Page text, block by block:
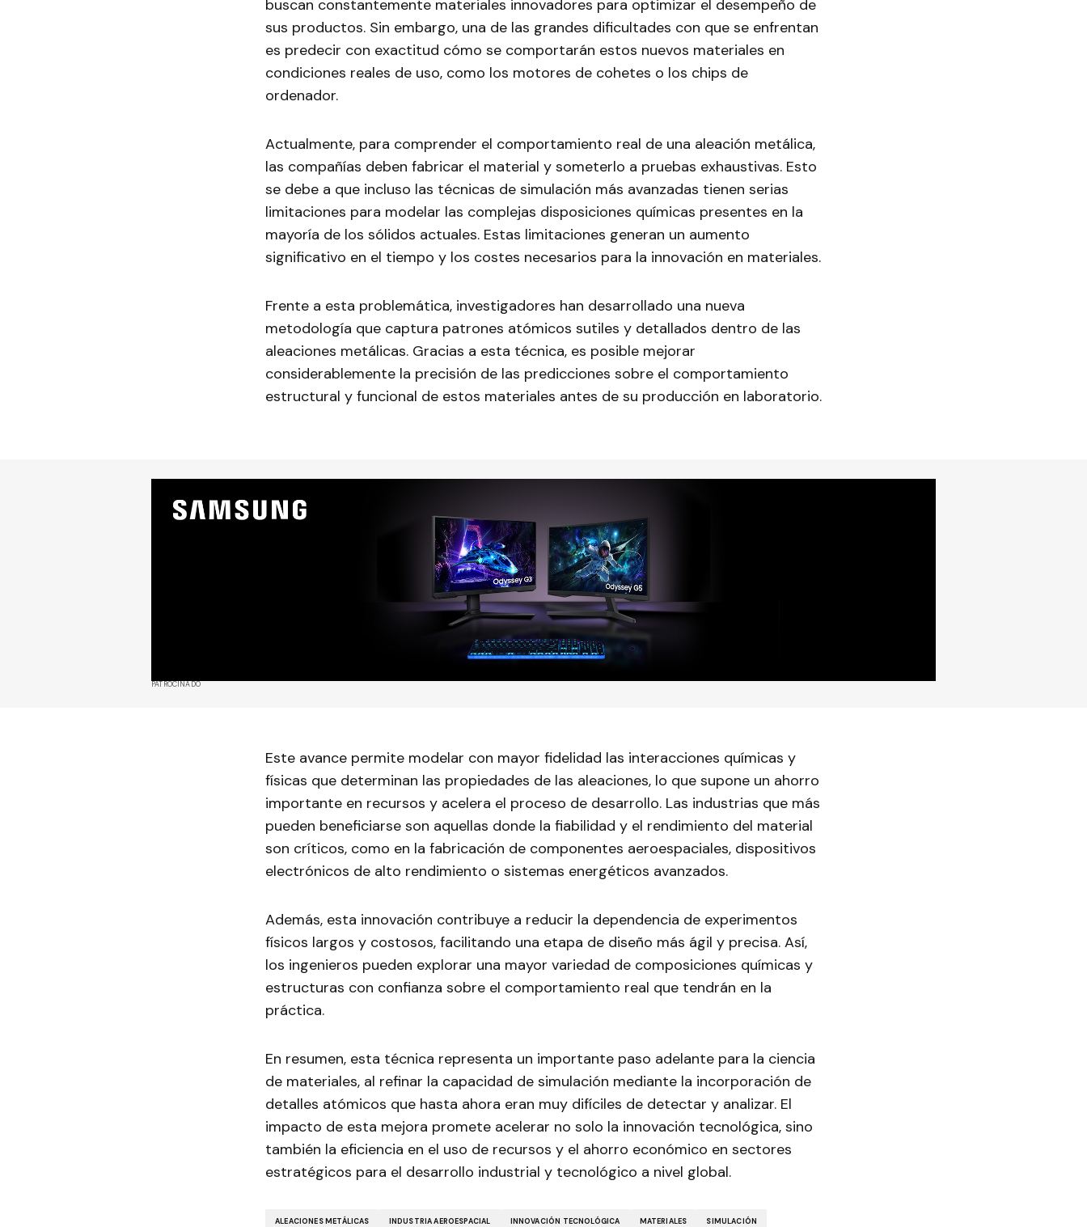
buscan constantemente materiales innovadores para optimizar el desempeño de
sus productos. Sin embargo, una de las grandes dificultades con que se enfrentan
es predecir con exactitud cómo se comportarán estos nuevos materiales en
condiciones reales de uso, como los motores de cohetes o los chips de
ordenador.
Actualmente, para comprender el comportamiento real de una aleación metálica,
las compañías deben fabricar el material y someterlo a pruebas exhaustivas. Esto
se debe a que incluso las técnicas de simulación más avanzadas tienen serias
limitaciones para modelar las complejas disposiciones químicas presentes en la
mayoría de los sólidos actuales. Estas limitaciones generan un aumento
significativo en el tiempo y los costes necesarios para la innovación en materiales.
Frente a esta problemática, investigadores han desarrollado una nueva
metodología que captura patrones atómicos sutiles y detallados dentro de las
aleaciones metálicas. Gracias a esta técnica, es posible mejorar
considerablemente la precisión de las predicciones sobre el comportamiento
estructural y funcional de estos materiales antes de su producción en laboratorio.
PATROCINADO
Este avance permite modelar con mayor fidelidad las interacciones químicas y
físicas que determinan las propiedades de las aleaciones, lo que supone un ahorro
importante en recursos y acelera el proceso de desarrollo. Las industrias que más
pueden beneficiarse son aquellas donde la fiabilidad y el rendimiento del material
son críticos, como en la fabricación de componentes aeroespaciales, dispositivos
electrónicos de alto rendimiento o sistemas energéticos avanzados.
Además, esta innovación contribuye a reducir la dependencia de experimentos
físicos largos y costosos, facilitando una etapa de diseño más ágil y precisa. Así,
los ingenieros pueden explorar una mayor variedad de composiciones químicas y
estructuras con confianza sobre el comportamiento real que tendrán en la
práctica.
En resumen, esta técnica representa un importante paso adelante para la ciencia
de materiales, al refinar la capacidad de simulación mediante la incorporación de
detalles atómicos que hasta ahora eran muy difíciles de detectar y analizar. El
impacto de esta mejora promete acelerar no solo la innovación tecnológica, sino
también la eficiencia en el uso de recursos y el ahorro económico en sectores
estratégicos para el desarrollo industrial y tecnológico a nivel global.
ALEACIONES METÁLICAS INDUSTRIA AEROESPACIAL INNOVACIÓN TECNOLÓGICA MATERIALES SIMULACIÓN